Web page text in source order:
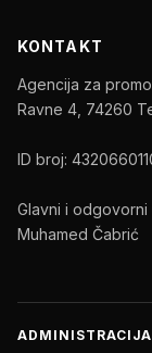
KONTAKT
Agencija za
Ravne 4, 74260
ID broj:
Glavni i odgovorni
Muhamed Čabrić